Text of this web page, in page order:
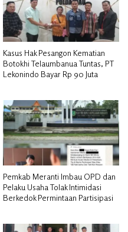
Kasus Hak Pesangon Kematian
Botokhi Telaumbanua Tuntas, PT
Lekonindo Bayar Rp 90 Juta
Pemkab Meranti Imbau OPD dan
Pelaku Usaha Tolak Intimidasi
Berkedok Permintaan Partisipasi